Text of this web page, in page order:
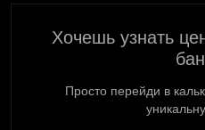
Хочешь узнать
Просто перейди в